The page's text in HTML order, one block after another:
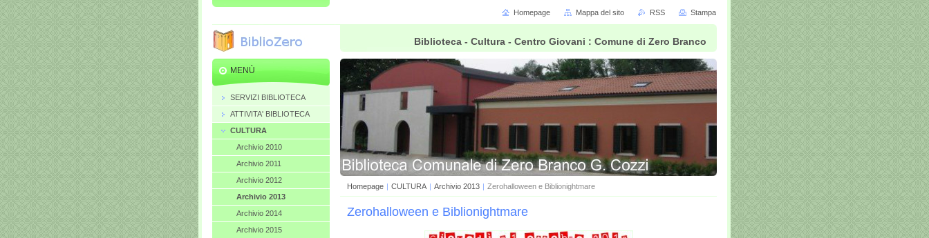
Biblioteca - Cultura - Centro Giovani : Comune di Zero Branco
Homepage | CULTURA | Archivio 2013 | Zerohalloween e Biblionightmare
Zerohalloween e Biblionightmare
MENÙ
SERVIZI BIBLIOTECA
ATTIVITA' BIBLIOTECA
CULTURA
Archivio 2010
Archivio 2011
Archivio 2012
Archivio 2013
Archivio 2014
Archivio 2015
Homepage Mappa del sito RSS Stampa